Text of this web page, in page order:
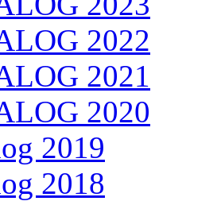
2022
2021
2020
2019
2018